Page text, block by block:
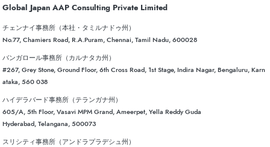
Global Japan AAP Consulting Private Limited
チェンナイ事務所（本社・タミルナドゥ州）
No.77, Chamiers Road, R.A.Puram, Chennai, Tamil Nadu, 600028
バンガロール事務所（カルナタカ州）
#267, Grey Stone, Ground Floor, 6th Cross Road, 1st Stage, Indira Nagar, Bengaluru, Karn
ataka, 560 038
ハイデラバード事務所（テランガナ州）
605/A, 5th Floor, Vasavi MPM Grand, Ameerpet, Yella Reddy Guda
Hyderabad, Telangana, 500073
スリシティ事務所（アンドラプラデシュ州）